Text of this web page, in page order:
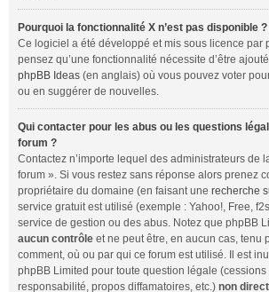
Pourquoi la fonctionnalité X n’est pas disponible ?
Ce logiciel a été développé et mis sous licence par
pensez qu’une fonctionnalité nécessite d’être
phpBB Ideas (en anglais) où vous pouvez voter
ou en suggérer de nouvelles.
Qui contacter pour les abus ou les questions
forum ?
Contactez n’importe lequel des administrateurs de
forum ». Si vous restez sans réponse alors prenez
propriétaire du domaine (en faisant une recherche
service gratuit est utilisé (exemple : Yahoo!, Free,
service de gestion ou des abus. Notez que phpBB
aucun contrôle et ne peut être, en aucun cas, tenu
comment, où ou par qui ce forum est utilisé. Il est
phpBB Limited pour toute question légale (cessions
responsabilité, propos diffamatoires, etc.) non